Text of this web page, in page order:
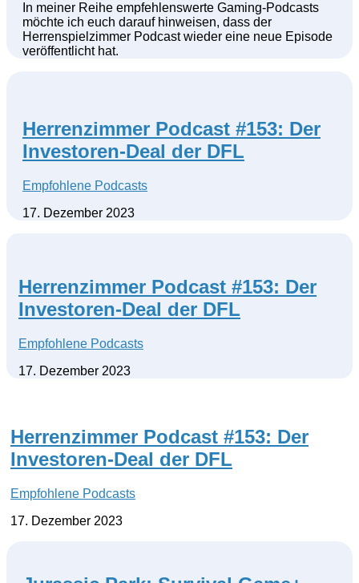
In meiner Reihe empfehlenswerte Gaming-Podcasts
möchte ich euch darauf hinweisen, dass der
Herrenspielzimmer Podcast wieder eine neue Episode
veröffentlicht hat.
Herrenzimmer Podcast #153: Der
Investoren-Deal der DFL
Empfohlene Podcasts
17. Dezember 2023
Herrenzimmer Podcast #153: Der
Investoren-Deal der DFL
Empfohlene Podcasts
17. Dezember 2023
Herrenzimmer Podcast #153: Der
Investoren-Deal der DFL
Empfohlene Podcasts
17. Dezember 2023